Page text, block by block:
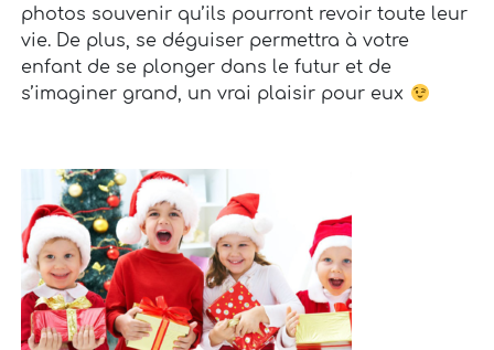
photos souvenir qu’ils pourront revoir toute leur
vie. De plus, se déguiser permettra à votre
enfant de se plonger dans le futur et de
s’imaginer grand, un vrai plaisir pour eux